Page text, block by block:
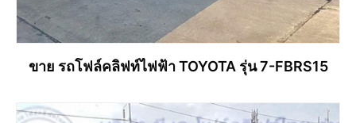
ขาย รถโฟล์คลิฟท์ไฟฟ้า TOYOTA รุ่น 7-FBRS15